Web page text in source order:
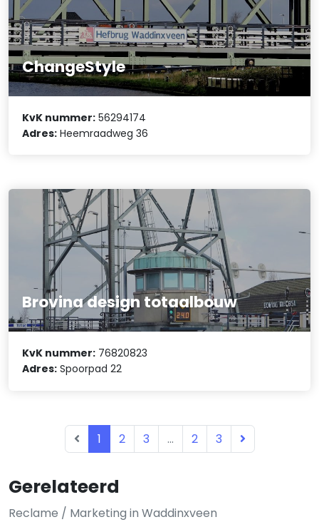
Gerelateerd
Reclame / Marketing in Waddinxveen
ChangeStyle
KvK nummer: 56294174
Adres: Heemraadweg 36
Brovina design totaalbouw
KvK nummer: 76820823
Adres: Spoorpad 22
1 2 3 ... 2 3